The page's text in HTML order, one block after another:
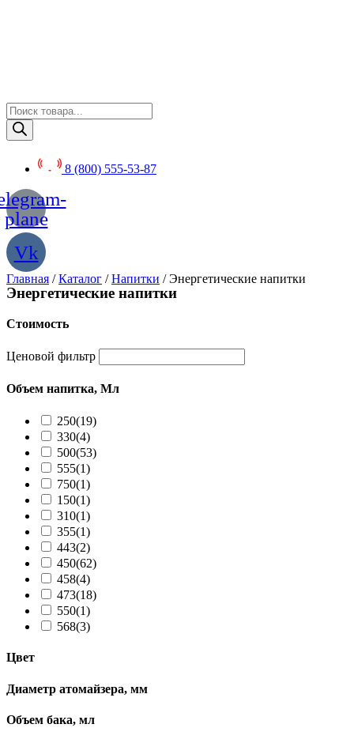
Поиск
товаров
8 (800) 555-53-87
plane
Vk
Главная /Каталог /Напитки / Энергетические напитки
Энергетические напитки
Стоимость
Ценовой фильтр
Объем напитка, Мл
250(19)
330(4)
500(53)
555(1)
750(1)
150(1)
310(1)
355(1)
443(2)
450(62)
458(4)
473(18)
550(1)
568(3)
Цвет
Диаметр атомайзера, мм
Объем бака, мл